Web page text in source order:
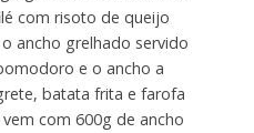
com risoto de queijo
ancho grelhado servido
e o ancho a
batata frita e farofa
com 600g de ancho